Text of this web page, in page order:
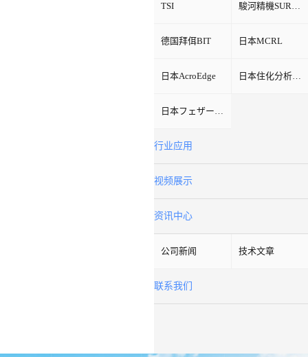
TSI 駿河精機SURUGA SEIKI
德国拜佴BIT 日本MCRL
日本AcroEdge 日本住化分析SCAS
日本フェザーFeather
行业应用
视频展示
资讯中心
公司新闻 技术文章
联系我们